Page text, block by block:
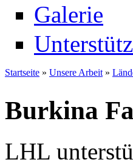
Galerie
Startseite » Unsere Arbeit »
Burkina
LHL